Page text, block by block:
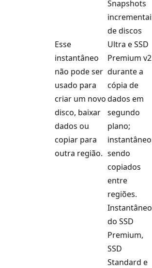
Esse
instantâneo
não pode ser
usado para
criar um novo
disco, baixar
dados ou
copiar para
outra região.
Snapshots
de discos
Ultra e SSD
Premium v2
durante a
cópia de
dados em
segundo
plano;
sendo
copiados
entre
regiões.
do SSD
Premium,
SSD
Standard e